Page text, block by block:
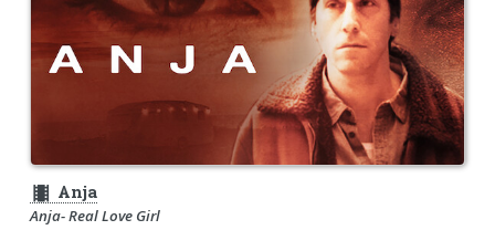
theaters Anja
Anja- Real Love Girl